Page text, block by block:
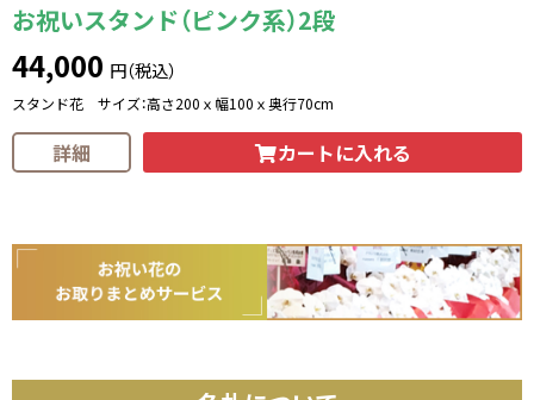
お祝いスタンド（ピンク系）2段
44,000 円（税込）
スタンド花 サイズ：高さ200ｘ幅100ｘ奥行70cm
詳細 カートに入れる